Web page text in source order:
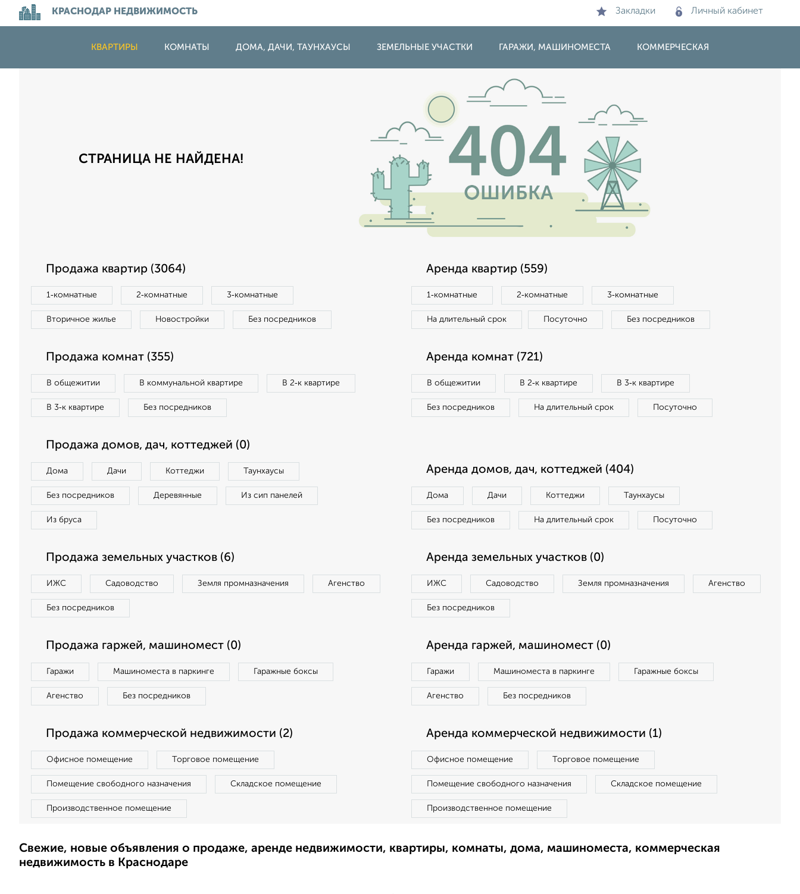
КРАСНОДАР НЕДВИЖИМОСТЬ Закладки Личный кабинет
КВАРТИРЫ КОМНАТЫ ДОМА, ДАЧИ, ТАУНХАУСЫ ЗЕМЕЛЬНЫЕ УЧАСТКИ ГАРАЖИ, МАШИНОМЕСТА КОММЕРЧЕСКАЯ
СТРАНИЦА НЕ НАЙДЕНА!
Продажа квартир (3064)
1‑комнатные 2‑комнатные 3‑комнатные
Вторичное жилье Новостройки Без посредников
Аренда квартир (559)
1‑комнатные 2‑комнатные 3‑комнатные
На длительный срок Посуточно Без посредников
Продажа комнат (355)
В общежитии В коммунальной квартире В 2‑к квартире
В 3‑к квартире Без посредников
Аренда комнат (721)
В общежитии В 2‑к квартире В 3‑к квартире
Без посредников На длительный срок Посуточно
Продажа домов, дач, коттеджей (0)
Дома Дачи Коттеджи Таунхаусы
Без посредников Деревянные Из сип панелей
Из бруса
Аренда домов, дач, коттеджей (404)
Дома Дачи Коттеджи Таунхаусы
Без посредников На длительный срок Посуточно
Продажа земельных участков (6)
ИЖС Садоводство Земля промназначения Агенство
Без посредников
Аренда земельных участков (0)
ИЖС Садоводство Земля промназначения Агенство
Без посредников
Продажа гаржей, машиномест (0)
Гаражи Машиноместа в паркинге Гаражные боксы
Агенство Без посредников
Аренда гаржей, машиномест (0)
Гаражи Машиноместа в паркинге Гаражные боксы
Агенство Без посредников
Продажа коммерческой недвижимости (2)
Офисное помещение Торговое помещение
Помещение свободного назначения Складское помещение
Производственное помещение
Аренда коммерческой недвижимости (1)
Офисное помещение Торговое помещение
Помещение свободного назначения Складское помещение
Производственное помещение
Свежие, новые объявления о продаже, аренде недвижимости, квартиры, комнаты, дома, машиноместа, коммерческая
недвижимость в Краснодаре